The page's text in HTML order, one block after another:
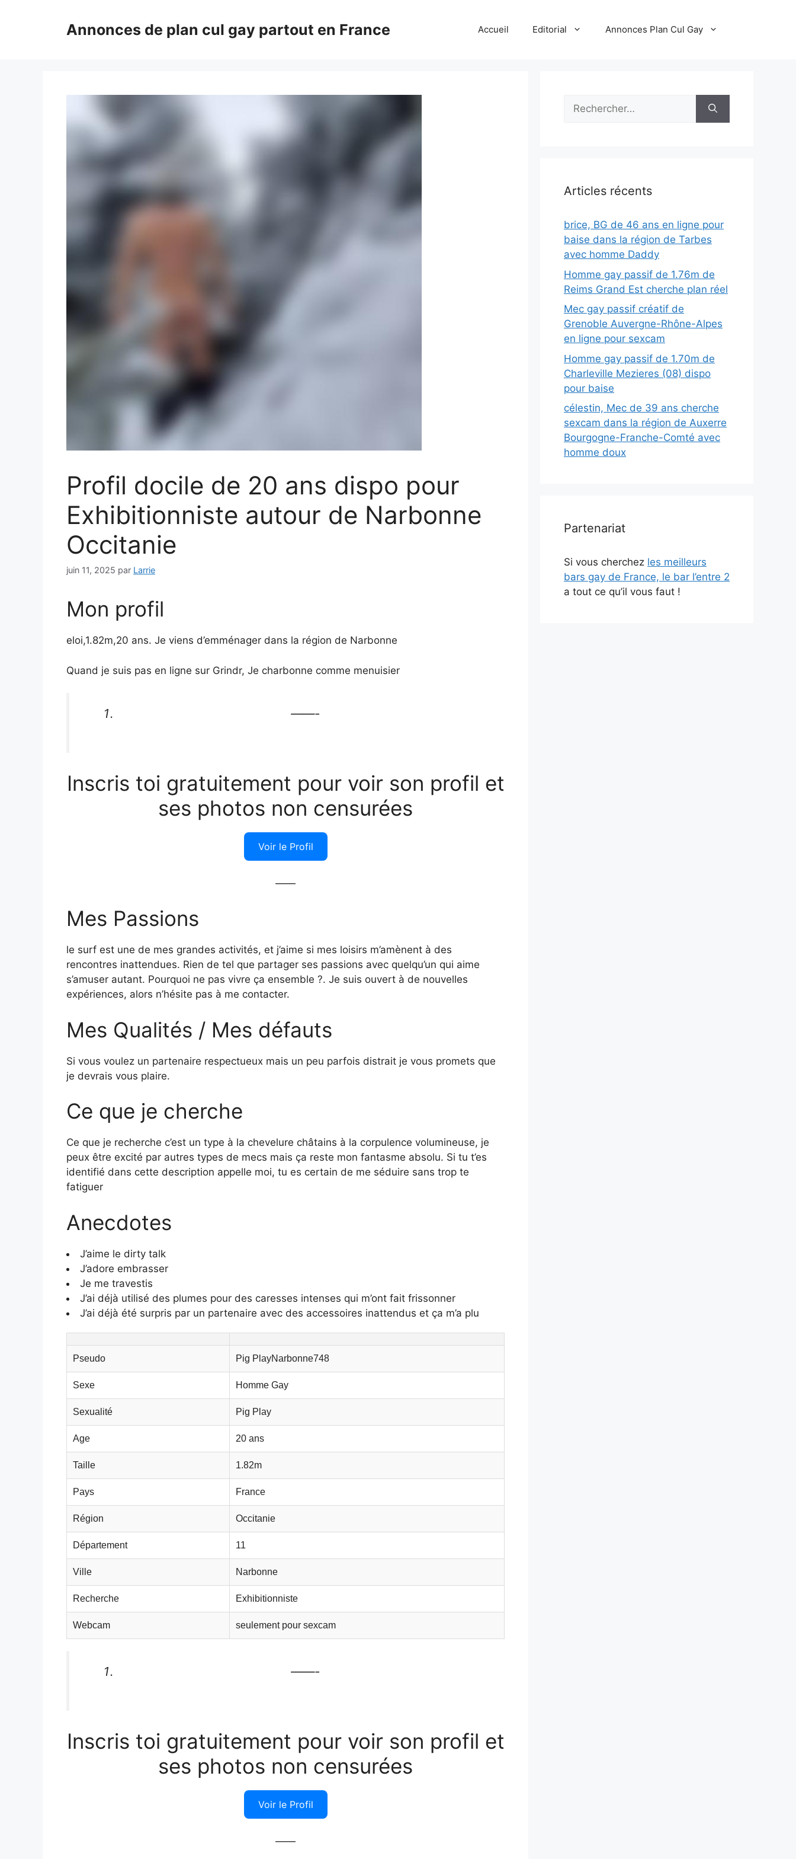
Annonces de plan cul gay partout en France Accueil Editorial Annonces Plan Cul Gay
Profil docile de 20 ans dispo pour
Exhibitionniste autour de Narbonne
Occitanie
juin 11, 2025 par Larrie
Mon profil
eloi,1.82m,20 ans. Je viens d’emménager dans la région de Narbonne
Quand je suis pas en ligne sur Grindr, Je charbonne comme menuisier
——-
Inscris toi gratuitement pour voir son profil et
ses photos non censurées
Voir le Profil
——
Mes Passions
le surf est une de mes grandes activités, et j’aime si mes loisirs m’amènent à des
rencontres inattendues. Rien de tel que partager ses passions avec quelqu’un qui aime
s’amuser autant. Pourquoi ne pas vivre ça ensemble ?. Je suis ouvert à de nouvelles
expériences, alors n’hésite pas à me contacter.
Mes Qualités / Mes défauts
Si vous voulez un partenaire respectueux mais un peu parfois distrait je vous promets que
je devrais vous plaire.
Ce que je cherche
Ce que je recherche c’est un type à la chevelure châtains à la corpulence volumineuse, je
peux être excité par autres types de mecs mais ça reste mon fantasme absolu. Si tu t’es
identifié dans cette description appelle moi, tu es certain de me séduire sans trop te
fatiguer
Anecdotes
J’aime le dirty talk
J’adore embrasser
Je me travestis
J’ai déjà utilisé des plumes pour des caresses intenses qui m’ont fait frissonner
J’ai déjà été surpris par un partenaire avec des accessoires inattendus et ça m’a plu
Pseudo Pig PlayNarbonne748
Sexe Homme Gay
Sexualité Pig Play
Age 20 ans
Taille 1.82m
Pays France
Région Occitanie
Département 11
Ville Narbonne
Recherche Exhibitionniste
Webcam seulement pour sexcam
——-
Inscris toi gratuitement pour voir son profil et
ses photos non censurées
Voir le Profil
——
Rechercher :
Articles récents
brice, BG de 46 ans en ligne pour
baise dans la région de Tarbes
avec homme Daddy
Homme gay passif de 1.76m de
Reims Grand Est cherche plan réel
Mec gay passif créatif de
Grenoble Auvergne-Rhône-Alpes
en ligne pour sexcam
Homme gay passif de 1.70m de
Charleville Mezieres (08) dispo
pour baise
célestin, Mec de 39 ans cherche
sexcam dans la région de Auxerre
Bourgogne-Franche-Comté avec
homme doux
Partenariat
Si vous cherchez les meilleurs
bars gay de France, le bar l’entre 2
a tout ce qu’il vous faut !